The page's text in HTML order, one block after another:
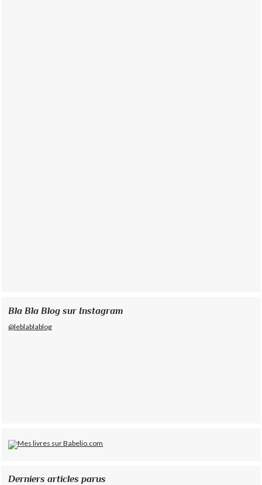
Bla Bla Blog sur Instagram
@leblablablog
Derniers articles parus